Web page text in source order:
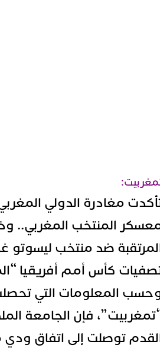
مغادرة الدولي
المنتخب المغربي..
ضد منتخب ليسوتو
كأس أمم أفريقيا “المغرب
المعلومات التي تحصلت
فإن الجامعة
توصلت إلى اتفاق ودي